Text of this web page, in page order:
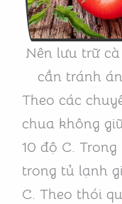
Nên lưu trữ
cần tránh
Theo các
chua không
10 độ C.
trong tủ lạnh
C. Theo thói